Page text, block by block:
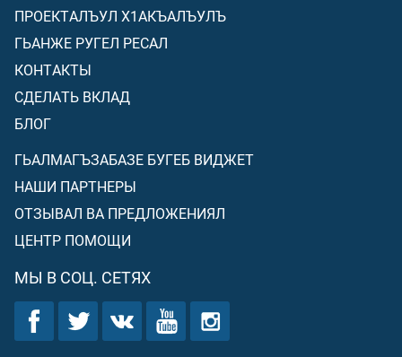
ПРОЕКТАЛЪУЛ Х1АКЪАЛЪУЛЪ
ГЬАНЖЕ РУГЕЛ РЕСАЛ
КОНТАКТЫ
СДЕЛАТЬ ВКЛАД
БЛОГ
ГЬАЛМАГЪЗАБАЗЕ БУГЕБ ВИДЖЕТ
НАШИ ПАРТНЕРЫ
ОТЗЫВАЛ ВА ПРЕДЛОЖЕНИЯЛ
ЦЕНТР ПОМОЩИ
МЫ В СОЦ. СЕТЯХ